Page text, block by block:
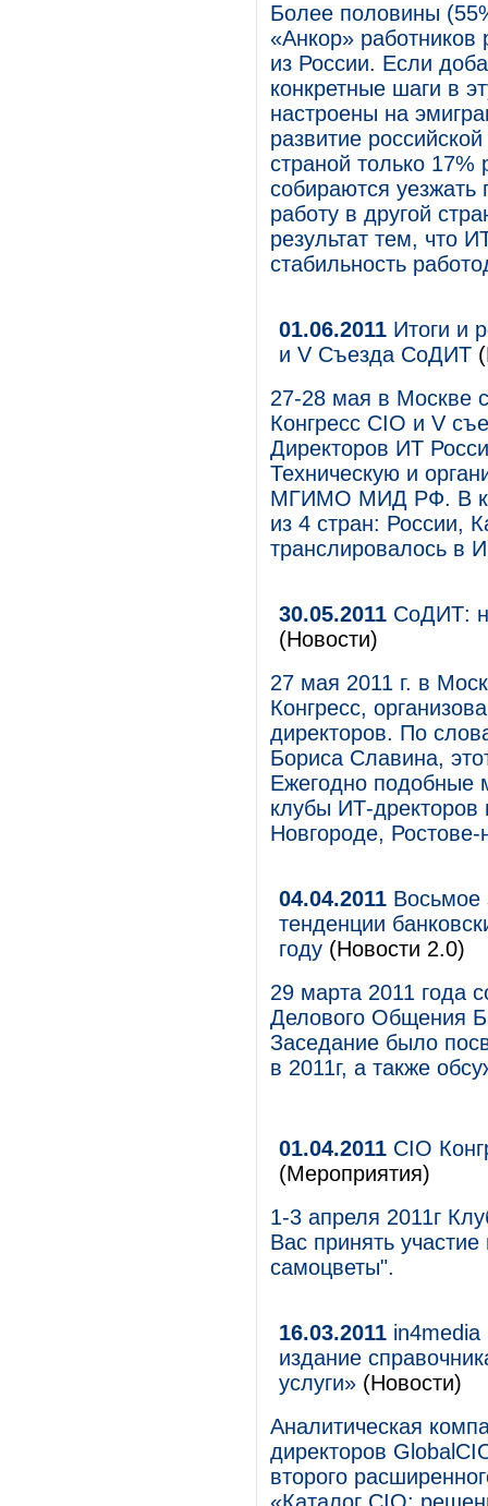
Более половины
«Анкор» работников
из России. Если
конкретные шаги в
настроены на
развитие
страной только
собираются уезжать
работу в другой
результат тем, что
стабильность
01.06.2011 Итоги и
и V Съезда СоДИТ
27-28 мая в Москве
Конгресс CIO и V
Директоров ИТ
Техническую и
МГИМО МИД РФ. В
из 4 стран: России,
транслировалось в
30.05.2011 СоДИТ:
(Новости)
27 мая 2011 г. в
Конгресс,
директоров. По
Бориса Славина,
Ежегодно подобные
клубы ИТ-
Новгороде,
04.04.2011 Восьмое
тенденции
году (Новости 2.0)
29 марта 2011 года
Делового Общения
Заседание было
в 2011г, а также
01.04.2011 CIO
(Мероприятия)
1-3 апреля 2011г
Вас принять
самоцветы".
16.03.2011 in4media
издание
услуги» (Новости)
Аналитическая
директоров
второго